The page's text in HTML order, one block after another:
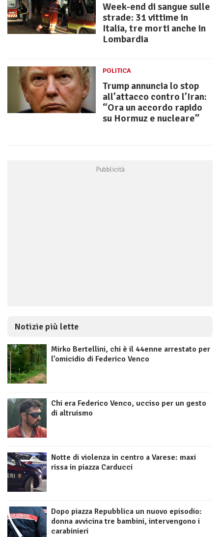
Week-end di sangue sulle
strade: 31 vittime in
Italia, tre morti anche in
Lombardia
POLITICA
Trump annuncia lo stop
all’attacco contro l’Iran:
“Ora un accordo rapido
su Hormuz e nucleare”
Notizie più lette
Mirko Bertellini, chi è il 44enne arrestato per
l’omicidio di Federico Venco
Chi era Federico Venco, ucciso per un gesto
di altruismo
Notte di violenza in centro a Varese: maxi
rissa in piazza Carducci
Dopo piazza Repubblica un nuovo episodio:
donna avvicina tre bambini, intervengono i
carabinieri